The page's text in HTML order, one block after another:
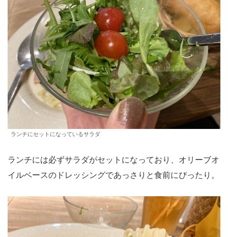
ランチにセットになっているサラダ
ランチには必ずサラダがセットになっており、オリーブオ
イルベースのドレッシングであっさりと食前にぴったり。